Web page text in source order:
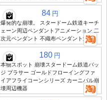
84 円
爆発的な崩壊。 スタードーム鉄道キーチ
ェーン周辺ペンダントアニメーション 二
次元ペンダント 不織布ペンダント卸売
180 円
本物スポット 崩壊スタードーム鉄道バッ
ジ プラサー ゴールドフローイングファ
イアフライコーンシリーズ カーニバル崩
壊周辺機器